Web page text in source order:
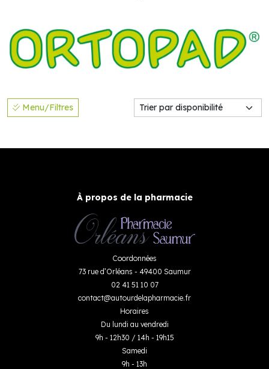
Menu/Filtres
À propos de la pharmacie
Coordonnées
73 rue d’Orléans - 49400 Saumur
02 41 51 10 07
contact@autourdelapharmacie.fr
Horaires
Du lundi au vendredi
9h - 12h30 / 14h - 19h15
Samedi
9h - 13h